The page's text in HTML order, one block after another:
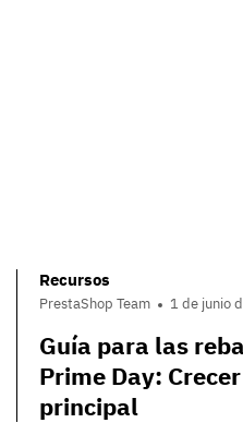
Recursos
PrestaShop Team 1 de junio
Guía para las
Prime Day:
principal